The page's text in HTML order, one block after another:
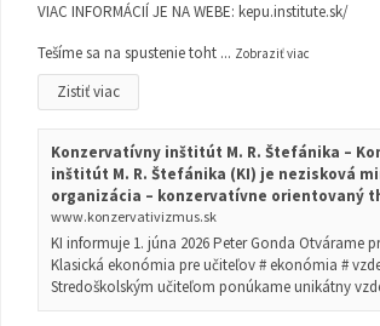
VIAC INFORMÁCIÍ JE NA WEBE: kepu.institute.sk/
Tešíme sa na spustenie toht ... Zobraziť viac
Zistiť viac
Konzervatívny inštitút M. R. Štefánika –
inštitút M. R. Štefánika (KI) je nezisková
organizácia – konzervatívne orientovaný
www.konzervativizmus.sk
KI informuje 1. júna 2026 Peter Gonda Otvárame
Klasická ekonómia pre učiteľov # ekonómia #
Stredoškolským učiteľom ponúkame unikátny